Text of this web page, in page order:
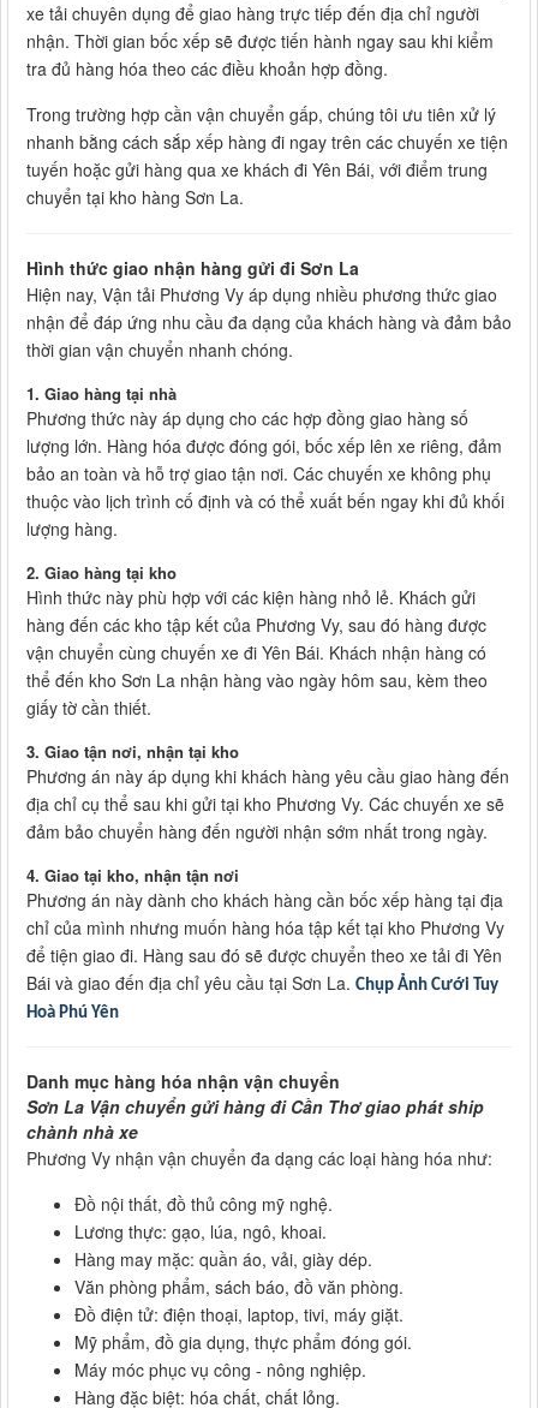
xe tải chuyên dụng để giao hàng trực tiếp đến địa chỉ người
nhận. Thời gian bốc xếp sẽ được tiến hành ngay sau khi kiểm
tra đủ hàng hóa theo các điều khoản hợp đồng.
Trong trường hợp cần vận chuyển gấp, chúng tôi ưu tiên xử lý
nhanh bằng cách sắp xếp hàng đi ngay trên các chuyến xe tiện
tuyến hoặc gửi hàng qua xe khách đi Yên Bái, với điểm trung
chuyển tại kho hàng Sơn La.
Hình thức giao nhận hàng gửi đi Sơn La
Hiện nay, Vận tải Phương Vy áp dụng nhiều phương thức giao
nhận để đáp ứng nhu cầu đa dạng của khách hàng và đảm bảo
thời gian vận chuyển nhanh chóng.
1. Giao hàng tại nhà
Phương thức này áp dụng cho các hợp đồng giao hàng số
lượng lớn. Hàng hóa được đóng gói, bốc xếp lên xe riêng, đảm
bảo an toàn và hỗ trợ giao tận nơi. Các chuyến xe không phụ
thuộc vào lịch trình cố định và có thể xuất bến ngay khi đủ khối
lượng hàng.
2. Giao hàng tại kho
Hình thức này phù hợp với các kiện hàng nhỏ lẻ. Khách gửi
hàng đến các kho tập kết của Phương Vy, sau đó hàng được
vận chuyển cùng chuyến xe đi Yên Bái. Khách nhận hàng có
thể đến kho Sơn La nhận hàng vào ngày hôm sau, kèm theo
giấy tờ cần thiết.
3. Giao tận nơi, nhận tại kho
Phương án này áp dụng khi khách hàng yêu cầu giao hàng đến
địa chỉ cụ thể sau khi gửi tại kho Phương Vy. Các chuyến xe sẽ
đảm bảo chuyển hàng đến người nhận sớm nhất trong ngày.
4. Giao tại kho, nhận tận nơi
Phương án này dành cho khách hàng cần bốc xếp hàng tại địa
chỉ của mình nhưng muốn hàng hóa tập kết tại kho Phương Vy
để tiện giao đi. Hàng sau đó sẽ được chuyển theo xe tải đi Yên
Bái và giao đến địa chỉ yêu cầu tại Sơn La. Chụp Ảnh Cưới Tuy
Hoà Phú Yên
Danh mục hàng hóa nhận vận chuyển
Sơn La Vận chuyển gửi hàng đi Cần Thơ giao phát ship
chành nhà xe
Phương Vy nhận vận chuyển đa dạng các loại hàng hóa như:
Đồ nội thất, đồ thủ công mỹ nghệ.
Lương thực: gạo, lúa, ngô, khoai.
Hàng may mặc: quần áo, vải, giày dép.
Văn phòng phẩm, sách báo, đồ văn phòng.
Đồ điện tử: điện thoại, laptop, tivi, máy giặt.
Mỹ phẩm, đồ gia dụng, thực phẩm đóng gói.
Máy móc phục vụ công - nông nghiệp.
Hàng đặc biệt: hóa chất, chất lỏng.